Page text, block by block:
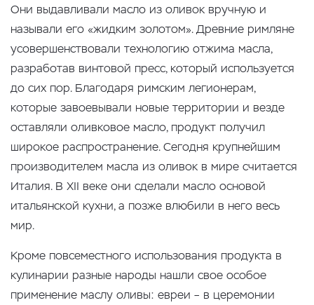
Они выдавливали масло из оливок вручную и
называли его «жидким золотом». Древние римляне
усовершенствовали технологию отжима масла,
разработав винтовой пресс, который используется
до сих пор. Благодаря римским легионерам,
которые завоевывали новые территории и везде
оставляли оливковое масло, продукт получил
широкое распространение. Сегодня крупнейшим
производителем масла из оливок в мире считается
Италия. В XII веке они сделали масло основой
итальянской кухни, а позже влюбили в него весь
мир.
Кроме повсеместного использования продукта в
кулинарии разные народы нашли свое особое
применение маслу оливы: евреи – в церемонии